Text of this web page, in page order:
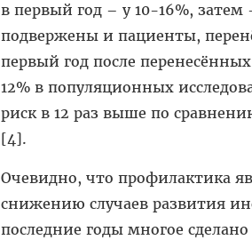
в первый год – у 10-16%,
подвержены и пациенты,
первый год после
12% в популяционных
риск в 12 раз выше по
[4].
Очевидно, что профилактика
снижению случаев развития
последние годы многое